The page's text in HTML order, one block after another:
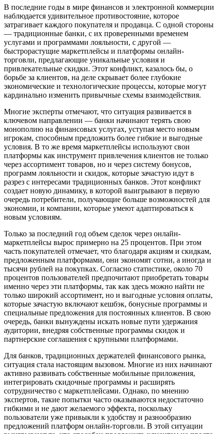
В последние годы в мире финансов и электронной коммерции
наблюдается удивительное противостояние, которое
затрагивает каждого покупателя и продавца. С одной стороны
— традиционные банки, с их проверенными временем
услугами и программами лояльности, с другой —
быстрорастущие маркетплейсы и платформы онлайн-
торговли, предлагающие уникальные условия и
привлекательные скидки. Этот конфликт, казалось бы, о
борьбе за клиентов, на деле скрывает более глубокие
экономические и технологические процессы, которые могут
кардинально изменить привычные схемы взаимодействия.
Многие эксперты отмечают, что ситуация развивается в
ключевом направлении — банки начинают терять свою
монополию на финансовых услугах, уступая место новым
игрокам, способным предложить более гибкие и выгодные
условия. В то же время маркетплейсы используют свои
платформы как инструмент привлечения клиентов не только
через ассортимент товаров, но и через систему бонусов,
программ лояльности и скидок, которые зачастую идут в
разрез с интересами традиционных банков. Этот конфликт
создает новую динамику, в которой выигрывают в первую
очередь потребители, получающие больше возможностей для
экономии, и компании, которые умеют адаптироваться к
новым условиям.
Только за последний год объем сделок через онлайн-
маркетплейсы вырос примерно на 25 процентов. При этом
часть покупателей отмечает, что благодаря акциям и скидкам,
предложенным платформами, они экономят сотни, а иногда и
тысячи рублей на покупках. Согласно статистике, около 70
процентов пользователей предпочитают приобретать товары
именно через эти платформы, так как здесь можно найти не
только широкий ассортимент, но и выгодные условия оплаты,
которые зачастую включают кешбэк, бонусные программы и
специальные предложения для постоянных клиентов. В свою
очередь, банки вынуждены искать новые пути удержания
аудитории, внедряя собственные программы скидок и
партнерские соглашения с крупными платформами.
Для банков, традиционных держателей финансового рынка,
ситуация стала настоящим вызовом. Многие из них начинают
активно развивать собственные мобильные приложения,
интегрировать скидочные программы и расширять
сотрудничество с маркетплейсами. Однако, по мнению
экспертов, такие попытки часто оказываются недостаточно
гибкими и не дают желаемого эффекта, поскольку
пользователи уже привыкли к удобству и разнообразию
предложений платформ онлайн-торговли. В этой ситуации